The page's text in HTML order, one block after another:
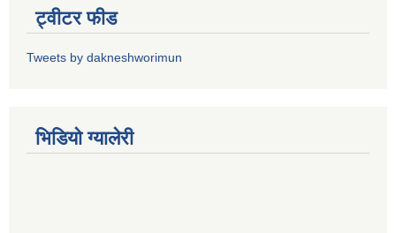
ट्वीटर फीड
Tweets by dakneshworimun
भिडियाे ग्यालेरी